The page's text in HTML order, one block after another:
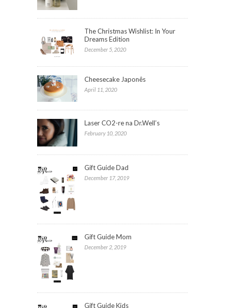
The Christmas Wishlist: In Your
Dreams Edition
December 5, 2020
Cheesecake Japonês
April 11, 2020
Laser CO2-re na Dr.Well’s
February 10, 2020
Gift Guide Dad
December 17, 2019
Gift Guide Mom
December 2, 2019
Gift Guide Kids